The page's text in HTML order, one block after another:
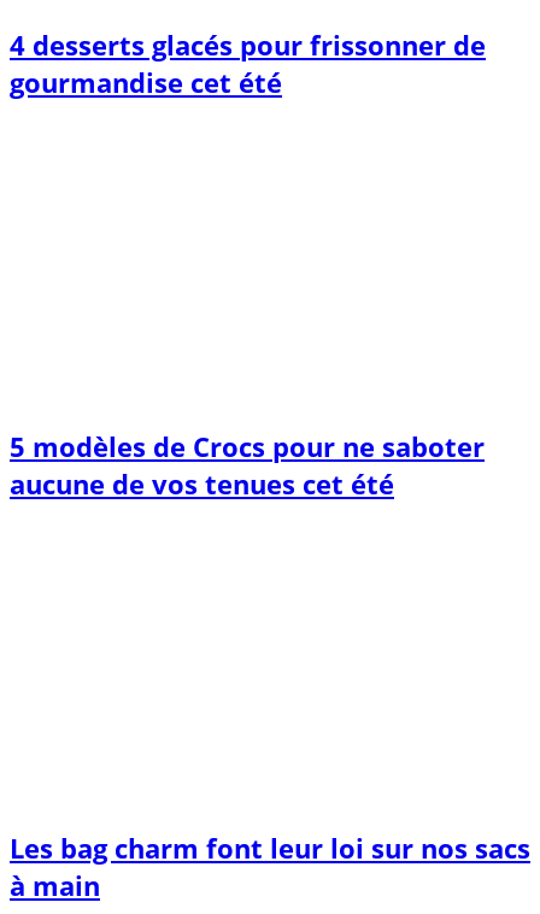
4 desserts glacés pour frissonner de
gourmandise cet été
5 modèles de Crocs pour ne saboter
aucune de vos tenues cet été
Les bag charm font leur loi sur nos sacs
à main